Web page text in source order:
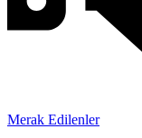
Merak Edilenler